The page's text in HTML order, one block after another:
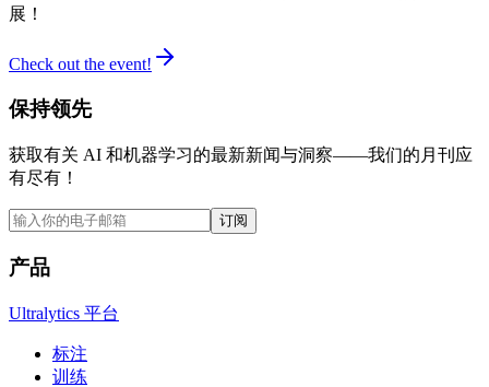
展！
Check out the event!
保持领先
获取有关 AI 和机器学习的最新新闻与洞察——我们的月刊应
有尽有！
订阅
产品
Ultralytics 平台
标注
训练